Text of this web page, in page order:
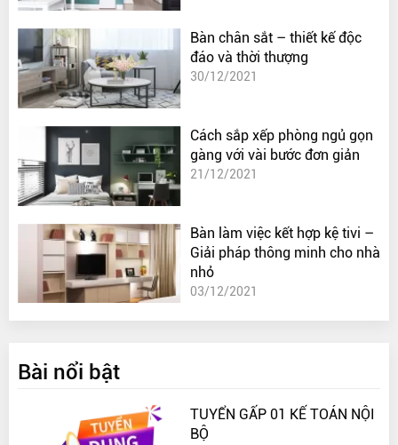
Bàn chân sắt – thiết kế độc
đáo và thời thượng
30/12/2021
Cách sắp xếp phòng ngủ gọn
gàng với vài bước đơn giản
21/12/2021
Bàn làm việc kết hợp kệ tivi –
Giải pháp thông minh cho nhà
nhỏ
03/12/2021
Bài nổi bật
TUYỂN GẤP 01 KẾ TOÁN NỘI
BỘ